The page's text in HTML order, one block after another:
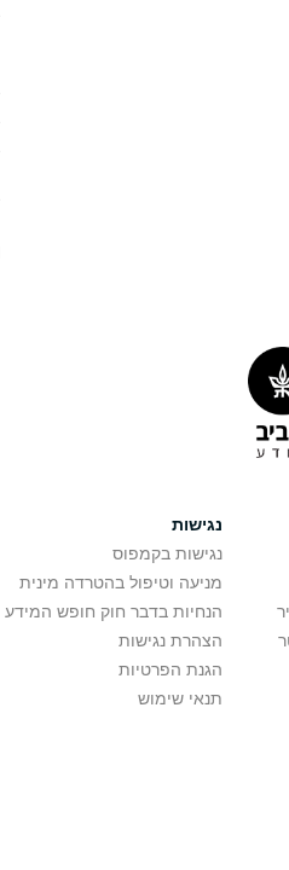
נגישות
נגישות בקמפוס
מניעה וטיפול בהטרדה מינית
הנחיות בדבר חוק חופש המידע
הצהרת נגישות
הגנת הפרטיות
תנאי שימוש